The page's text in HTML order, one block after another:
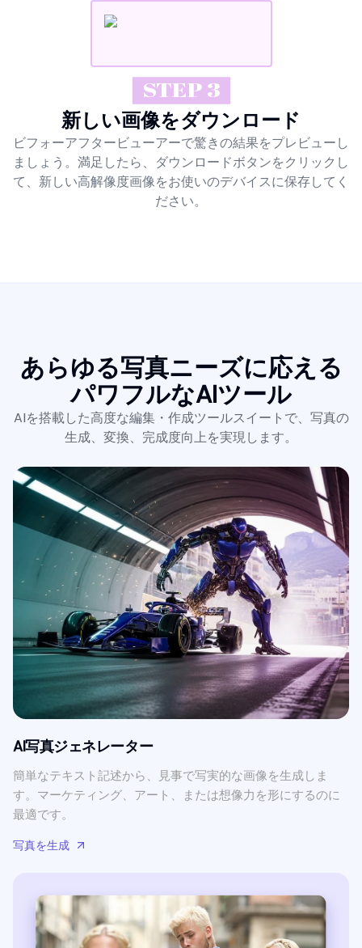
STEP 3
新しい画像をダウンロード
ビフォーアフタービューアーで驚きの結果をプレビューし
ましょう。満足したら、ダウンロードボタンをクリックし
て、新しい高解像度画像をお使いのデバイスに保存してく
ださい。
あらゆる写真ニーズに応える
パワフルなAIツール
AIを搭載した高度な編集・作成ツールスイートで、写真の
生成、変換、完成度向上を実現します。
AI写真ジェネレーター
簡単なテキスト記述から、見事で写実的な画像を生成しま
す。マーケティング、アート、または想像力を形にするのに
最適です。
写真を生成